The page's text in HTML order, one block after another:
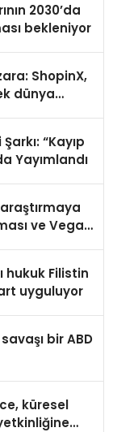
2030’da
bekleniyor
ShopinX,
dünya
“Kayıp
Yayımlandı
ve Vegan
hukuk Filistin
uyguluyor
bir ABD
küresel